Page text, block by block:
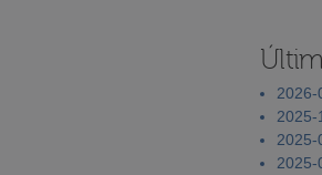
2026-
2025-
2025-
2025-